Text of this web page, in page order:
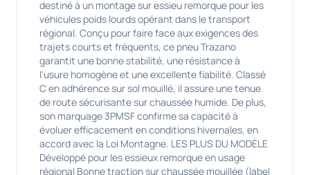
destiné à un montage sur essieu remorque pour les
véhicules poids lourds opérant dans le transport
régional. Conçu pour faire face aux exigences des
trajets courts et fréquents, ce pneu Trazano
garantit une bonne stabilité, une résistance à
l'usure homogène et une excellente fiabilité. Classé
C en adhérence sur sol mouillé, il assure une tenue
de route sécurisante sur chaussée humide. De plus,
son marquage 3PMSF confirme sa capacité à
évoluer efficacement en conditions hivernales, en
accord avec la Loi Montagne. LES PLUS DU MODÈLE
Développé pour les essieux remorque en usage
régional Bonne traction sur chaussée mouillée (label